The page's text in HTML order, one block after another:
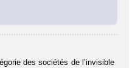
des sociétés de l’invisible